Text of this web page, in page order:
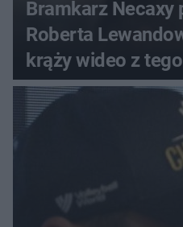
Bramkarz Necaxy
Roberta
krąży wideo z